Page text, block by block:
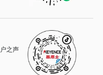
之声